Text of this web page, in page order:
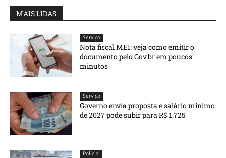
MAIS LIDAS
Serviço
Nota fiscal MEI: veja como emitir o
documento pelo Gov.br em poucos
minutos
Serviço
Governo envia proposta e salário mínimo
de 2027 pode subir para R$ 1.725
Polícia